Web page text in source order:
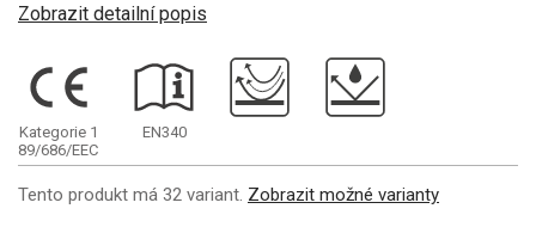
Zobrazit detailní popis
Kategorie 1
89/686/EEC
EN340
Tento produkt má 32 variant. Zobrazit možné varianty